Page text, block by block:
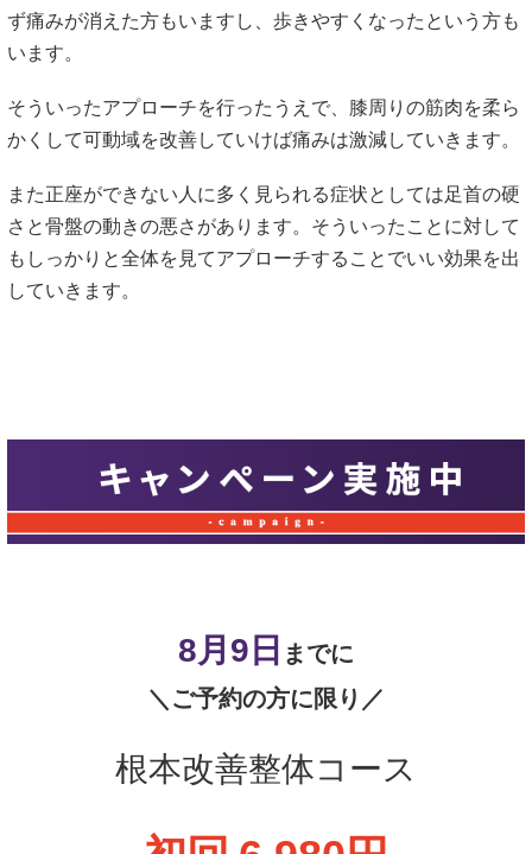
ず痛みが消えた方もいますし、歩きやすくなったという方も
います。
そういったアプローチを行ったうえで、膝周りの筋肉を柔ら
かくして可動域を改善していけば痛みは激減していきます。
また正座ができない人に多く見られる症状としては足首の硬
さと骨盤の動きの悪さがあります。そういったことに対して
もしっかりと全体を見てアプローチすることでいい効果を出
していきます。
8月9 日 までに
＼ご予約の方に限り／
根本改善整体コース